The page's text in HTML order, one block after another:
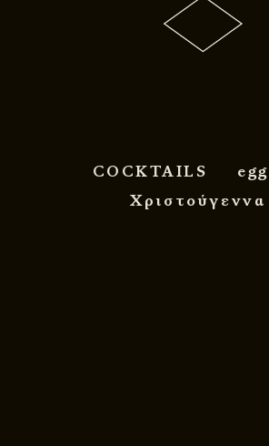
COCKTAILS
Χριστούγεννα